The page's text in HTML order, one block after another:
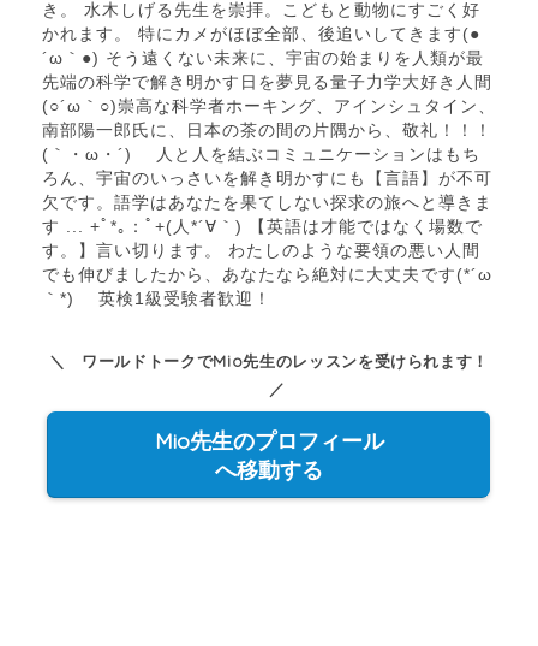
き。 水木しげる先生を崇拝。こどもと動物にすごく好
かれます。 特にカメがほぼ全部、後追いしてきます(●
´ω｀●) そう遠くない未来に、宇宙の始まりを人類が最
先端の科学で解き明かす日を夢見る量子力学大好き人間
(○´ω｀○)崇高な科学者ホーキング、アインシュタイン、
南部陽一郎氏に、日本の茶の間の片隅から、敬礼！！！
(｀・ω・´)ゝ 人と人を結ぶコミュニケーションはもち
ろん、宇宙のいっさいを解き明かすにも【言語】が不可
欠です。語学はあなたを果てしない探求の旅へと導きま
す ... +ﾟ*｡：ﾟ+(人*´∀｀) 【英語は才能ではなく場数で
す。】言い切ります。 わたしのような要領の悪い人間
でも伸びましたから、あなたなら絶対に大丈夫です(*´ω
｀*) 英検1級受験者歓迎！
＼ ワールドトークでMio先生のレッスンを受けられます！
／
Mio先生のプロフィール
へ移動する